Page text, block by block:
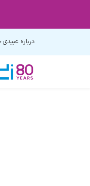
درباره عبیدی